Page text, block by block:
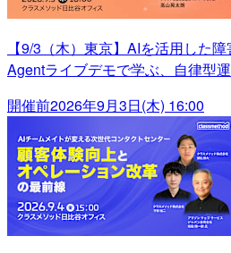
【9/3（木）東京】AIを活用した
Agentライブデモで学ぶ、自律型
開催前2026年9月3日(木) 16:00